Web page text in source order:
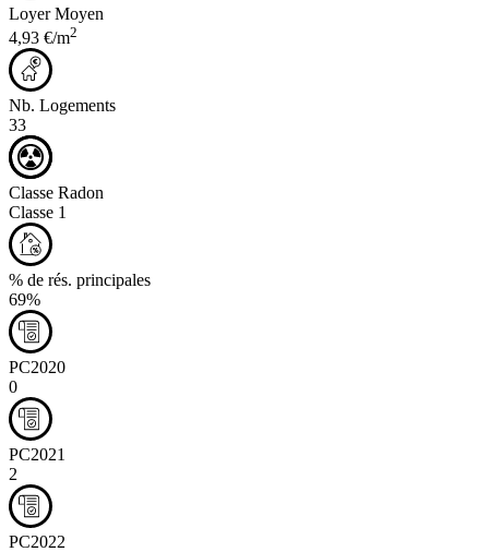
Loyer Moyen
4,93 €/m2
Nb. Logements
33
Classe Radon
Classe 1
% de rés. principales
69%
PC2020
0
PC2021
2
PC2022